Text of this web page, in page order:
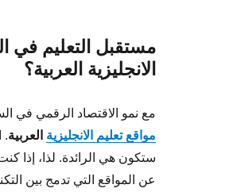
مستقبل التعليم في
الانجليزية العربية؟
مع نمو الاقتصاد الرقمي في
مواقع تعليم الانجليزية العربية.
ستكون هي الرائدة. لذا، إذا
عن المواقع التي تدمج بين